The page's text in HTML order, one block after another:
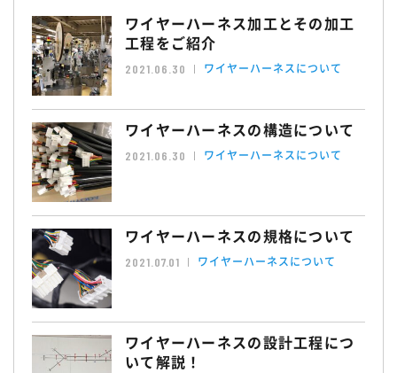
ワイヤーハーネス加工とその加工
工程をご紹介
2021.06.30 ワイヤーハーネスについて
ワイヤーハーネスの構造について
2021.06.30 ワイヤーハーネスについて
ワイヤーハーネスの規格について
2021.07.01 ワイヤーハーネスについて
ワイヤーハーネスの設計工程につ
いて解説！